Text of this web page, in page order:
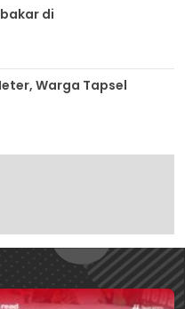
di
Warga Tapsel